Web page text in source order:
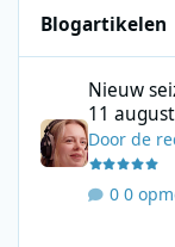
Blogartikelen
Nieuw
11
Doorde
0